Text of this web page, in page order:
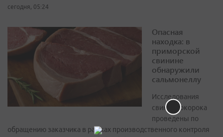
сегодня, 05:24
Опасная
находка: в
приморской
свинине
обнаружили
сальмонеллу
Исследования
свиного окорока
проведены по
обращению заказчика в рамках производственного контроля